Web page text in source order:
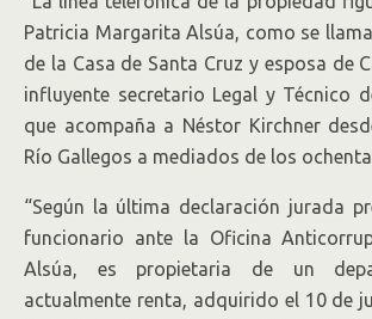
Patricia Margarita Alsúa, como se
de la Casa de Santa Cruz y esposa de
influyente secretario Legal y Técnico
que acompaña a Néstor Kirchner
Río Gallegos a mediados de los
“Según la última declaración jurada
funcionario ante la Oficina
Alsúa, es propietaria de un
actualmente renta, adquirido el 10 de